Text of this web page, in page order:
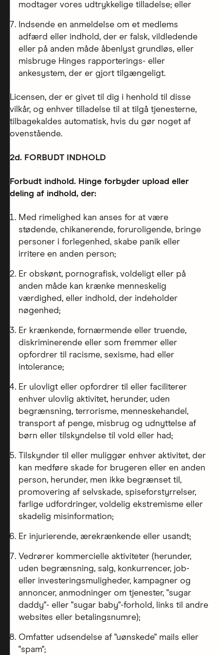
modtager vores udtrykkelige tilladelse; eller
Indsende en anmeldelse om et medlems
adfærd eller indhold, der er falsk, vildledende
eller på anden måde åbenlyst grundløs, eller
misbruge Hinges rapporterings- eller
ankesystem, der er gjort tilgængeligt.
Licensen, der er givet til dig i henhold til disse
vilkår, og enhver tilladelse til at tilgå tjenesterne,
tilbagekaldes automatisk, hvis du gør noget af
ovenstående.
2d. FORBUDT INDHOLD
Forbudt indhold. Hinge forbyder upload eller
deling af indhold, der:
Med rimelighed kan anses for at være
stødende, chikanerende, foruroligende, bringe
personer i forlegenhed, skabe panik eller
irritere en anden person;
Er obskønt, pornografisk, voldeligt eller på
anden måde kan krænke menneskelig
værdighed, eller indhold, der indeholder
nøgenhed;
Er krænkende, fornærmende eller truende,
diskriminerende eller som fremmer eller
opfordrer til racisme, sexisme, had eller
intolerance;
Er ulovligt eller opfordrer til eller faciliterer
enhver ulovlig aktivitet, herunder, uden
begrænsning, terrorisme, menneskehandel,
transport af penge, misbrug og udnyttelse af
børn eller tilskyndelse til vold eller had;
Tilskynder til eller muliggør enhver aktivitet, der
kan medføre skade for brugeren eller en anden
person, herunder, men ikke begrænset til,
promovering af selvskade, spiseforstyrrelser,
farlige udfordringer, voldelig ekstremisme eller
skadelig misinformation;
Er injurierende, ærekrænkende eller usandt;
Vedrører kommercielle aktiviteter (herunder,
uden begrænsning, salg, konkurrencer, job-
eller investeringsmuligheder, kampagner og
annoncer, anmodninger om tjenester, "sugar
daddy"- eller "sugar baby"-forhold, links til andre
websites eller betalingsnumre);
Omfatter udsendelse af "uønskede" mails eller
"spam";